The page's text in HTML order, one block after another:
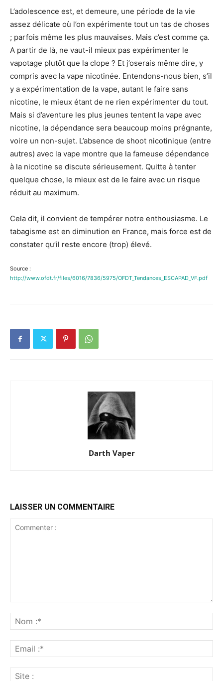
L’adolescence est, et demeure, une période de la vie
assez délicate où l’on expérimente tout un tas de choses
; parfois même les plus mauvaises. Mais c’est comme ça.
A partir de là, ne vaut-il mieux pas expérimenter le
vapotage plutôt que la clope ? Et j’oserais même dire, y
compris avec la vape nicotinée. Entendons-nous bien, s’il
y a expérimentation de la vape, autant le faire sans
nicotine, le mieux étant de ne rien expérimenter du tout.
Mais si d’aventure les plus jeunes tentent la vape avec
nicotine, la dépendance sera beaucoup moins prégnante,
voire un non-sujet. L’absence de shoot nicotinique (entre
autres) avec la vape montre que la fameuse dépendance
à la nicotine se discute sérieusement. Quitte à tenter
quelque chose, le mieux est de le faire avec un risque
réduit au maximum.
Cela dit, il convient de tempérer notre enthousiasme. Le
tabagisme est en diminution en France, mais force est de
constater qu’il reste encore (trop) élevé.
Source :
http://www.ofdt.fr/files/6016/7836/5975/OFDT_Tendances_ESCAPAD_VF.pdf
Darth Vaper
LAISSER UN COMMENTAIRE